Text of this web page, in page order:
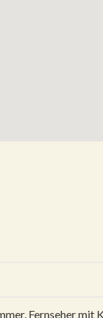
, Fernseher mit